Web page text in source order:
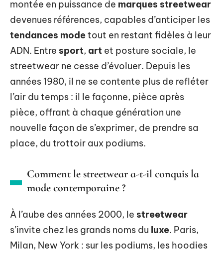
montée en puissance de marques streetwear
devenues références, capables d’anticiper les
tendances modetout en restant fidèles à leur
ADN. Entre sport, art et posture sociale, le
streetwear ne cesse d’évoluer. Depuis les
années 1980, il ne se contente plus de refléter
l’air du temps : il le façonne, pièce après
pièce, offrant à chaque génération une
nouvelle façon de s’exprimer, de prendre sa
place, du trottoir aux podiums.
Comment le streetwear a-t-il conquis la
mode contemporaine ?
À l’aube des années 2000, le streetwear
s’invite chez les grands noms du luxe. Paris,
Milan, New York : sur les podiums, les hoodies